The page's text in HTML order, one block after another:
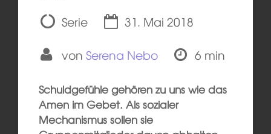
Serie
31. Mai 2018
von Serena Nebo 6 min
Schuldgefühle gehören zu uns wie das
Amen im Gebet. Als sozialer
Mechanismus sollen sie